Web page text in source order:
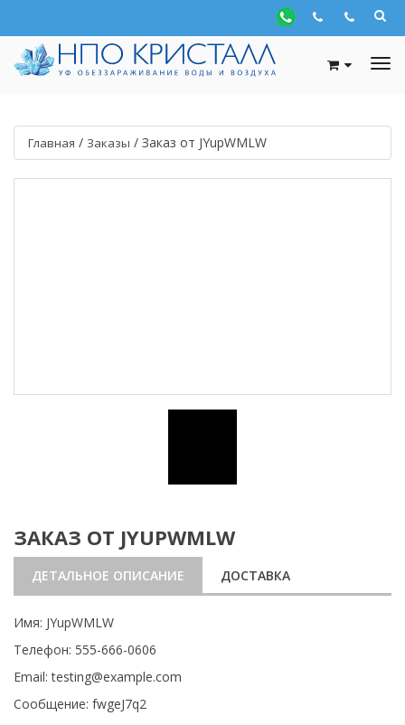
Главная / Заказы / Заказ от JYupWMLW
ЗАКАЗ ОТ JYUPWMLW
ДЕТАЛЬНОЕ ОПИСАНИЕ ДОСТАВКА
Имя: JYupWMLW
Телефон: 555-666-0606
Email: testing@example.com
Сообщение: fwgeJ7q2